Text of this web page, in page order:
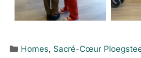
Homes, Sacré-Cœur